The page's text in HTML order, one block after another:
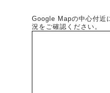
Google Mapの中心付近
況をご確認ください。